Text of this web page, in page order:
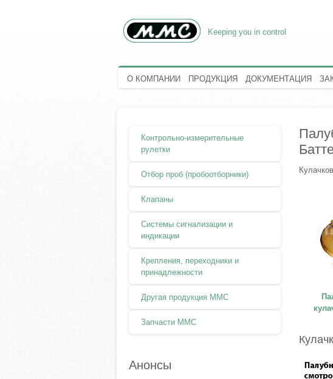
Keeping you in control
О КОМПАНИИ ПРОДУКЦИЯ ДОКУМЕНТАЦИЯ
Контрольно-измерительные
рулетки
Отбор проб (пробоотборники)
Клапаны
Системы сигнализации и
индикации
Крепления, переходники и
принадлежности
Другая продукция ММС
Запчасти MMC
Анонсы